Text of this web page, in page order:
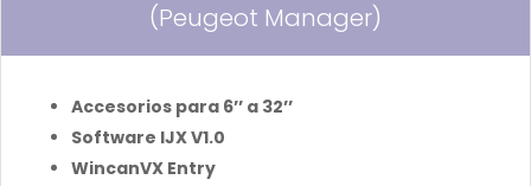
(Peugeot Manager)
Accesorios para 6’’ a 32’’
Software IJX V1.0
WincanVX Entry